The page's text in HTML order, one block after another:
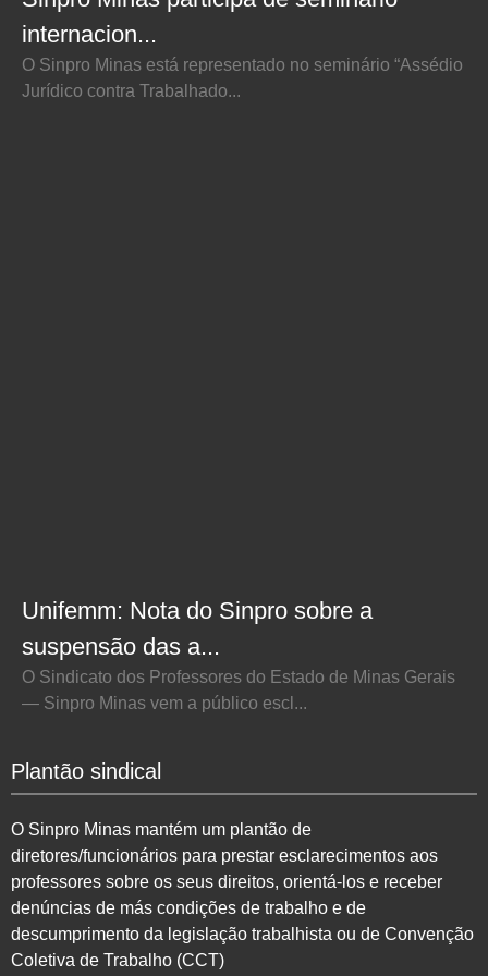
internacion...
O Sinpro Minas está representado no seminário “Assédio
Jurídico contra Trabalhado...
Unifemm: Nota do Sinpro sobre a
suspensão das a...
O Sindicato dos Professores do Estado de Minas Gerais
— Sinpro Minas vem a público escl...
Plantão sindical
O Sinpro Minas mantém um plantão de
diretores/funcionários para prestar esclarecimentos aos
professores sobre os seus direitos, orientá-los e receber
denúncias de más condições de trabalho e de
descumprimento da legislação trabalhista ou de Convenção
Coletiva de Trabalho (CCT)